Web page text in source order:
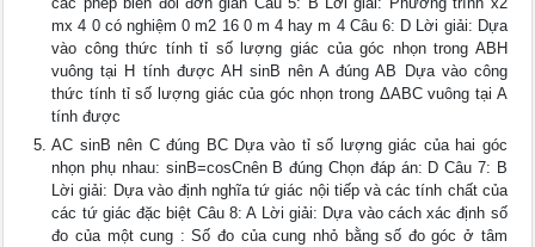
mx 4 0 có nghiệm 0 m2 16 0 m 4 hay m 4 Câu 6: D Lời giải: Dựa
vào công thức tính tỉ số lượng giác của góc nhọn trong ABH
vuông tại H tính được AH sinB nên A đúng AB Dựa vào công
thức tính tỉ số lượng giác của góc nhọn trong ΔABC vuông tại A
tính được
AC sinB nên C đúng BC Dựa vào tỉ số lượng giác của hai góc
nhọn phụ nhau: sinB=cosCnên B đúng Chọn đáp án: D Câu 7: B
Lời giải: Dựa vào định nghĩa tứ giác nội tiếp và các tính chất của
các tứ giác đặc biệt Câu 8: A Lời giải: Dựa vào cách xác định số
đo của một cung : Số đo của cung nhỏ bằng số đo góc ở tâm